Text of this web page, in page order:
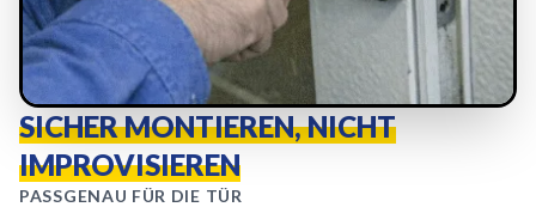
SICHER MONTIEREN, NICHT
IMPROVISIEREN
PASSGENAU FÜR DIE TÜR